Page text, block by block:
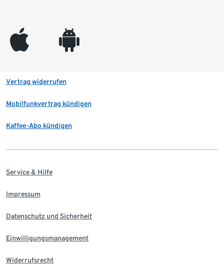
appleinc android
Vertrag widerrufen
Mobilfunkvertrag kündigen
Kaffee-Abo kündigen
Service & Hilfe
Impressum
Datenschutz und Sicherheit
Einwilligungsmanagement
Widerrufsrecht